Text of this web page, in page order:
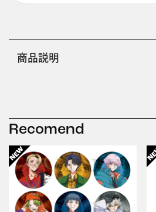
商品説明
Recomend